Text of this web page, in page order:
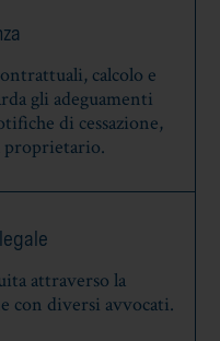
calcolo e
gli adeguamenti
di cessazione,
attraverso la
con diversi avvocati.